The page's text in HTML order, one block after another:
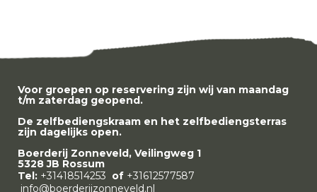
Voor groepen op reservering zijn wij van maandag
t/m zaterdag geopend.
De zelfbediengskraam en het zelfbediengsterras
zijn dagelijks open.
Boerderij Zonneveld, Veilingweg 1
5328 JB Rossum
Tel: +31418514253 of +31612577587
info@boerderijzonneveld.nl